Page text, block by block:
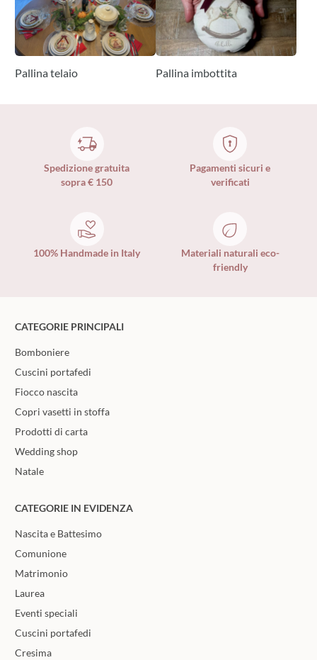
Pallina telaio Pallina imbottita
Spedizione gratuita
sopra € 150
Pagamenti sicuri e
verificati
100% Handmade in Italy
Materiali naturali eco-
friendly
CATEGORIE PRINCIPALI
Bomboniere
Cuscini portafedi
Fiocco nascita
Copri vasetti in stoffa
Prodotti di carta
Wedding shop
Natale
CATEGORIE IN EVIDENZA
Nascita e Battesimo
Comunione
Matrimonio
Laurea
Eventi speciali
Cuscini portafedi
Cresima